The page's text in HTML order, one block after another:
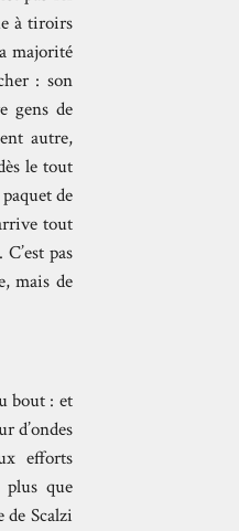
à tiroirs
majorité
: son
gens de
autre,
le tout
de
tout
pas
mais de
bout : et
d’ondes
efforts
plus que
de Scalzi